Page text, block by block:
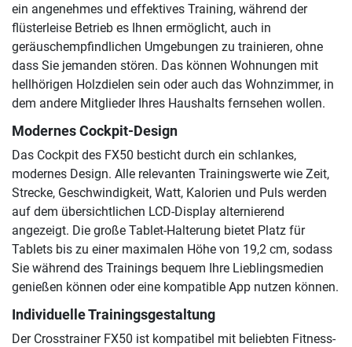
ein angenehmes und effektives Training, während der
flüsterleise Betrieb es Ihnen ermöglicht, auch in
geräuschempfindlichen Umgebungen zu trainieren, ohne
dass Sie jemanden stören. Das können Wohnungen mit
hellhörigen Holzdielen sein oder auch das Wohnzimmer, in
dem andere Mitglieder Ihres Haushalts fernsehen wollen.
Modernes Cockpit-Design
Das Cockpit des FX50 besticht durch ein schlankes,
modernes Design. Alle relevanten Trainingswerte wie Zeit,
Strecke, Geschwindigkeit, Watt, Kalorien und Puls werden
auf dem übersichtlichen LCD-Display alternierend
angezeigt. Die große Tablet-Halterung bietet Platz für
Tablets bis zu einer maximalen Höhe von 19,2 cm, sodass
Sie während des Trainings bequem Ihre Lieblingsmedien
genießen können oder eine kompatible App nutzen können.
Individuelle Trainingsgestaltung
Der Crosstrainer FX50 ist kompatibel mit beliebten Fitness-